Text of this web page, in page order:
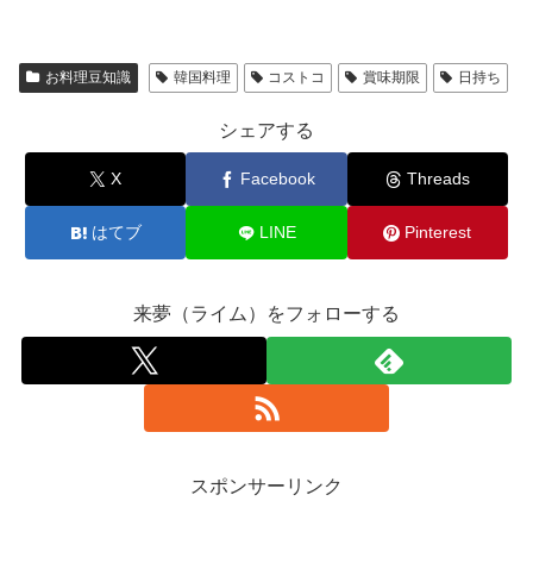
お料理豆知識 韓国料理 コストコ 賞味期限 日持ち
シェアする
X Facebook Threads
はてブ LINE Pinterest
来夢（ライム）をフォローする
スポンサーリンク